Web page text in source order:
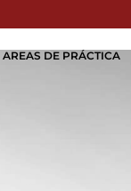
AREAS DE PRÁCTICA